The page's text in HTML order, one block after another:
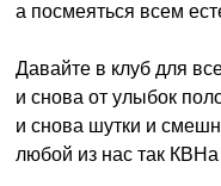
а посмеяться всем
Давайте в клуб для
и снова от улыбок
и снова шутки и
любой из нас так